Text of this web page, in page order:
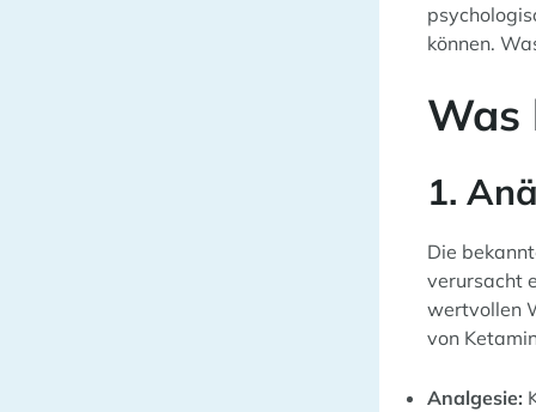
können.
Was
1.
Die
verursacht
wertvollen
von
Analgesie: